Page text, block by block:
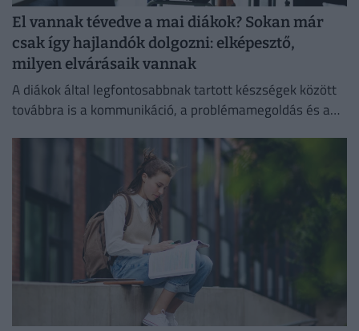
El vannak tévedve a mai diákok? Sokan már
csak így hajlandók dolgozni: elképesztő,
milyen elvárásaik vannak
A diákok által legfontosabbnak tartott készségek között
továbbra is a kommunikáció, a problémamegoldás és a